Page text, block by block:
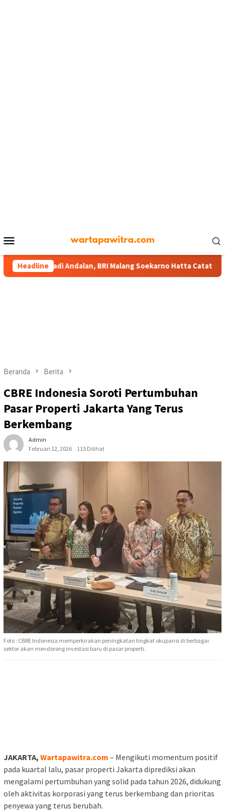
Mobile
Headline
Andalan, BRI Malang Soekarno Hatta Catat Transaksi Rp290
Beranda Berita
CBRE Indonesia Soroti Pertumbuhan
Pasar Properti Jakarta Yang Terus
Berkembang
Admin
Februari 12, 2026
115 Dilihat
Foto : CBRE Indonesia memperkirakan peningkatan tingkat okupansi di berbagai
sektor akan mendorong investasi baru di pasar properti.
JAKARTA, Wartapawitra.com – Mengikuti momentum positif
pada kuartal lalu, pasar properti Jakarta diprediksi akan
mengalami pertumbuhan yang solid pada tahun 2026, didukung
oleh aktivitas korporasi yang terus berkembang dan prioritas
penyewa yang terus berubah.